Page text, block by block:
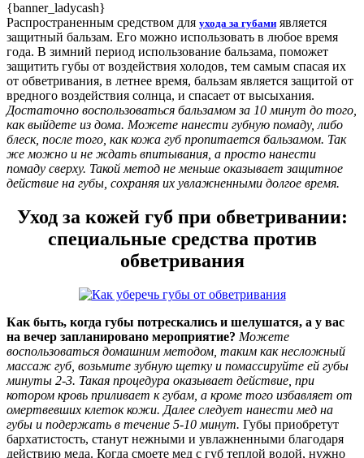
{banner_ladycash}
Распространенным средством для ухода за губами является
защитный бальзам. Его можно использовать в любое время
года. В зимний период использование бальзама, поможет
защитить губы от воздействия холодов, тем самым спасая их
от обветривания, в летнее время, бальзам является защитой от
вредного воздействия солнца, и спасает от высыхания.
Достаточно воспользоваться бальзамом за 10 минут до того,
как выйдете из дома. Можете нанести губную помаду, либо
блеск, после того, как кожа губ пропитается бальзамом. Так
же можно и не ждать впитывания, а просто нанести
помаду сверху. Такой метод не меньше оказывает защитное
действие на губы, сохраняя их увлажненными долгое время.
Уход за кожей губ при обветривании:
специальные средства против
обветривания
Как быть, когда губы потрескались и шелушатся, а у вас
на вечер запланировано мероприятие? Можете
воспользоваться домашним методом, таким как несложный
массаж губ, возьмите зубную щетку и помассируйте ей губы
минуты 2-3. Такая процедура оказывает действие, при
котором кровь приливает к губам, а кроме того избавляет от
омертвевших клеток кожи. Далее следует нанести мед на
губы и подержать в течение 5-10 минут. Губы приобретут
бархатистость, станут нежными и увлажненными благодаря
действию меда. Когда смоете мед с губ теплой водой, нужно